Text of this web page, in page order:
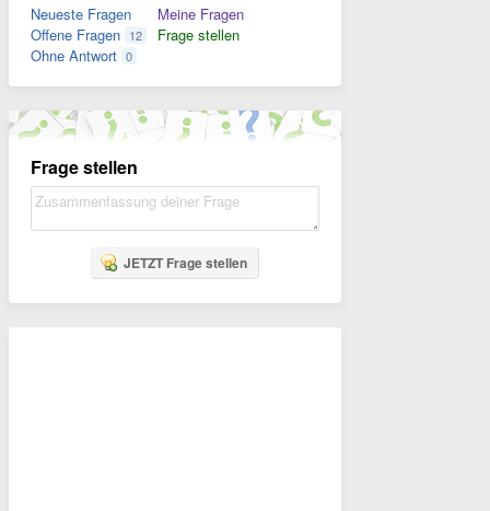
Neueste Fragen
Offene Fragen 12
Ohne Antwort 0
Meine Fragen
Frage stellen
Frage stellen
JETZT Frage stellen